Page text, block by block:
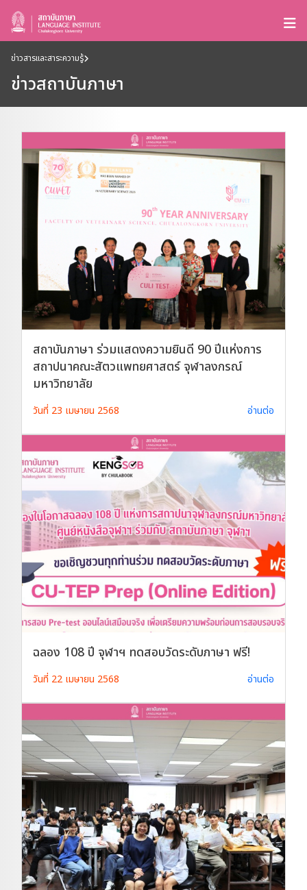
ข่าวสารและสาระความรู้
ข่าวสถาบันภาษา
สถาบันภาษา ร่วมแสดงความยินดี 90 ปีแห่งการ
สถาปนาคณะสัตวแพทยศาสตร์ จุฬาลงกรณ์
มหาวิทยาลัย
วันที่ 23 เมษายน 2568 อ่านต่อ
ฉลอง 108 ปี จุฬาฯ ทดสอบวัดระดับภาษา ฟรี!
วันที่ 22 เมษายน 2568 อ่านต่อ